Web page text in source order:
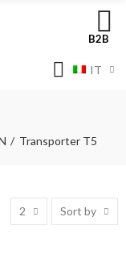
B2B
IT
Transporter T5
2 Sort by